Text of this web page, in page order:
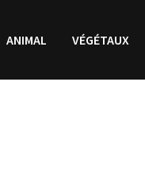
ANIMAL VÉGÉTAUX